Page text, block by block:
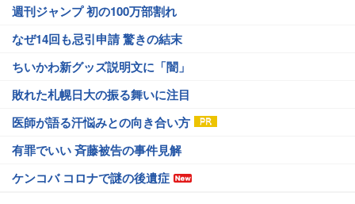
週刊ジャンプ 初の100万部割れ
なぜ14回も忌引申請 驚きの結末
ちいかわ新グッズ説明文に「闇」
敗れた札幌日大の振る舞いに注目
医師が語る汗悩みとの向き合い方
有罪でいい 斉藤被告の事件見解
ケンコバ コロナで謎の後遺症